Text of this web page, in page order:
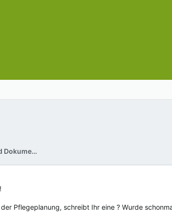
Pflegeplanung, Pflegevisite und Dokumentation in der Pflege
Pflegeplanung, schreibt Ihr eine ? Wurde